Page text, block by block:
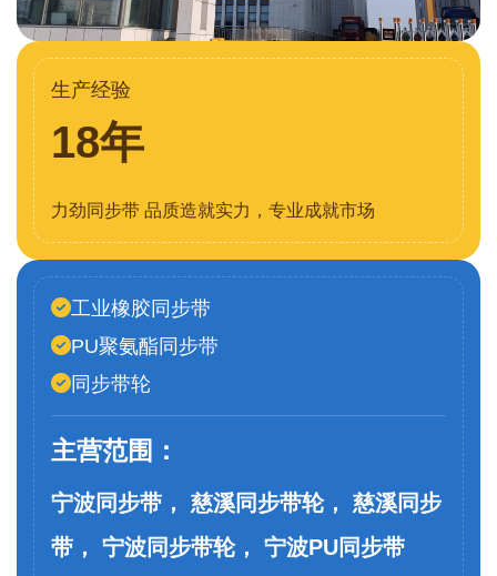
生产经验
18年
力劲同步带 品质造就实力，专业成就市场
工业橡胶同步带
PU聚氨酯同步带
同步带轮
主营范围：
宁波同步带， 慈溪同步带轮， 慈溪同步
带， 宁波同步带轮， 宁波PU同步带